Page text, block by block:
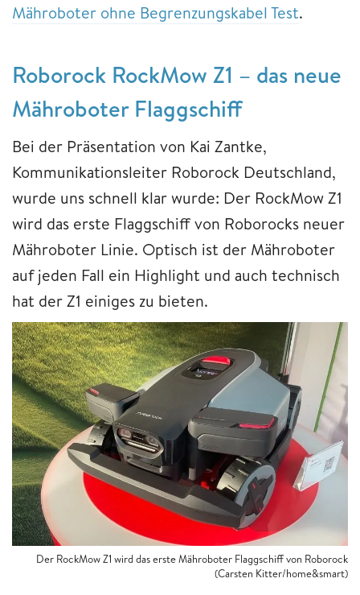
Mähroboter ohne Begrenzungskabel Test.
Roborock RockMow Z1 – das neue
Mähroboter Flaggschiff
Bei der Präsentation von Kai Zantke,
Kommunikationsleiter Roborock Deutschland,
wurde uns schnell klar wurde: Der RockMow Z1
wird das erste Flaggschiff von Roborocks neuer
Mähroboter Linie. Optisch ist der Mähroboter
auf jeden Fall ein Highlight und auch technisch
hat der Z1 einiges zu bieten.
Der RockMow Z1 wird das erste Mähroboter Flaggschiff von Roborock
(Carsten Kitter/home&smart)